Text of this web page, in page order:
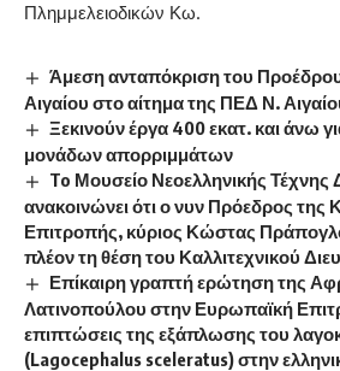
Πλημμελειοδικών Κω.
Άμεση ανταπόκριση του
Αιγαίου στο αίτημα της ΠΕΔ Ν.
Ξεκινούν έργα 400 εκατ. και άνω
μονάδων απορριμμάτων
To Μουσείο Νεοελληνικής
ανακοινώνει ότι ο νυν Πρόεδρος της
Επιτροπής, κύριος Κώστας
πλέον τη θέση του Καλλιτεχνικού
Επίκαιρη γραπτή ερώτηση της
Λατινοπούλου στην Ευρωπαϊκή
επιπτώσεις της εξάπλωσης του
(Lagocephalus sceleratus) στην